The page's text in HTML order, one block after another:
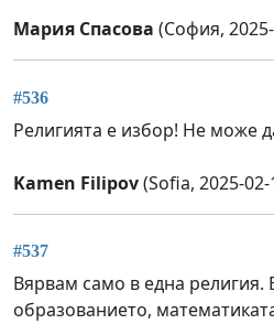
Мария Спасова (София,
#536
Религията е избор! Не може
Kamen Filipov(Sofia, 2025-02-
#537
Вярвам само в една религия.
образованието,